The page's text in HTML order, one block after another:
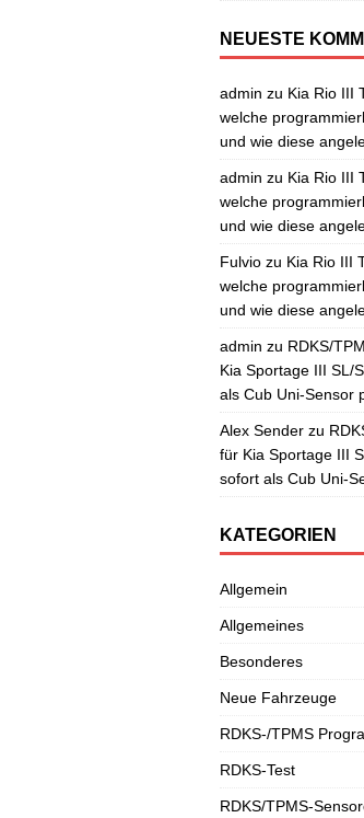
NEUESTE
admin zu Kia Rio III
welche
und wie diese
admin zu Kia Rio III
welche
und wie diese
Fulviozu Kia Rio III
welche
und wie diese
admin zu RDKS/
Kia Sportage III SL/
als Cub Uni-Sensor
Alex Senderzu
für Kia Sportage III
sofort als Cub Uni-
KATEGORIEN
Allgemein
Allgemeines
Besonderes
Neue Fahrzeuge
RDKS-/TPMS
RDKS-Test
RDKS/TPMS-